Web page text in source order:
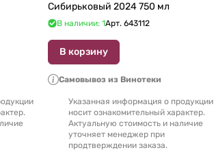
Сибирьковый 2024 750 мл
В наличии: 1Арт. 643112
В корзину
Самовывоз из Винотеки
Указанная информация о продукции
носит ознакомительный характер.
Актуальную стоимость и наличие
уточняет менеджер при
продтверждении заказа.